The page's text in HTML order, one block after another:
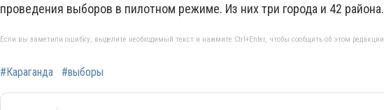
проведения выборов в пилотном режиме. Из них три города и 42 района.
Если вы заметили ошибку, выделите необходимый текст и нажмите Ctrl+Enter, чтобы сообщить об этом редакции
#Караганда #выборы